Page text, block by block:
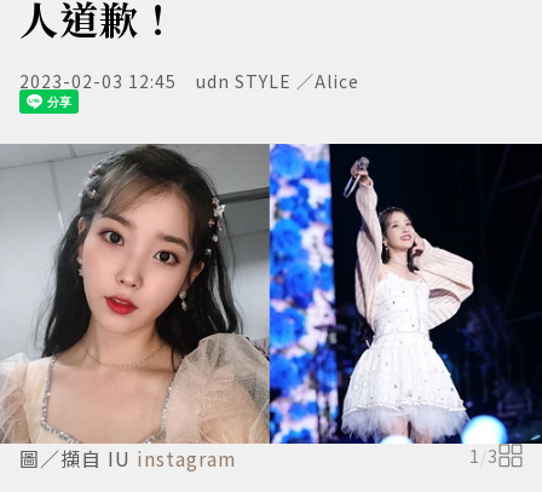
人道歉！
2023-02-03 12:45 udn STYLE ／Alice
圖／擷自 IU instagram 1 /3